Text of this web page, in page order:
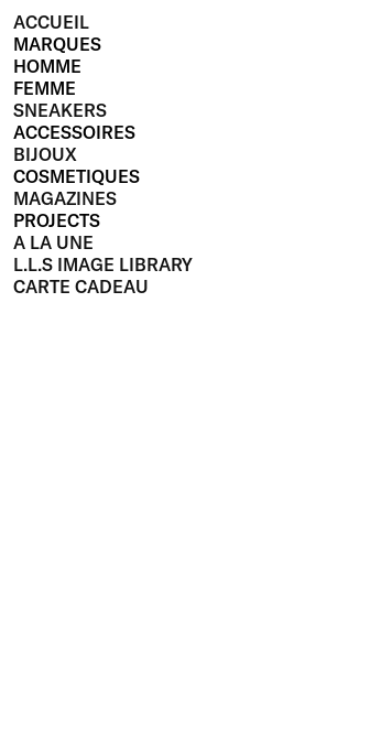
ACCUEIL
MARQUES
HOMME
FEMME
SNEAKERS
ACCESSOIRES
BIJOUX
COSMETIQUES
MAGAZINES
PROJECTS
A LA UNE
L.L.S IMAGE LIBRARY
CARTE CADEAU